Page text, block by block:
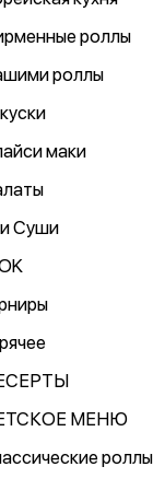
роллы
роллы
маки
Суши
МЕНЮ
роллы